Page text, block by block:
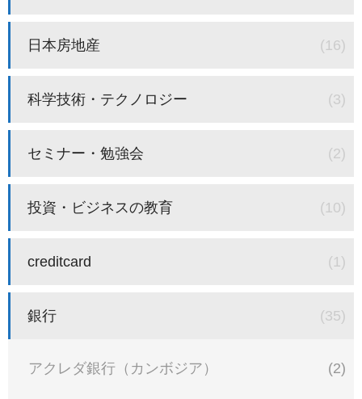
日本房地産 (16)
科学技術・テクノロジー (3)
セミナー・勉強会 (2)
投資・ビジネスの教育 (10)
creditcard (1)
銀行 (35)
アクレダ銀行（カンボジア） (2)